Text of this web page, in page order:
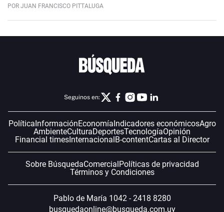
POR JUAN FRANCISCO PITTALUGA
Seguinos en:
Política InformaciónEconomía Indicadores económicosAgro
AmbienteCulturaDeportesTecnologíaOpinión
Financial timesInternacional B-contentCartas al Director
Sobre BúsquedaComercial Políticas de privacidad
Términos y Condiciones
Pablo de María 1042 - 2418 8280
busquedaonline@busqueda.com.uy